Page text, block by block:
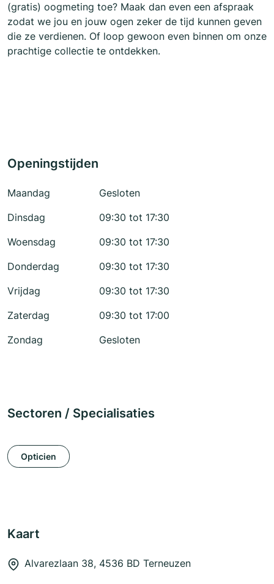
(gratis) oogmeting toe? Maak dan even een afspraak
zodat we jou en jouw ogen zeker de tijd kunnen geven
die ze verdienen. Of loop gewoon even binnen om onze
prachtige collectie te ontdekken.
Openingstijden
Maandag
Gesloten
Dinsdag
09:30 tot 17:30
Woensdag
09:30 tot 17:30
Donderdag
09:30 tot 17:30
Vrijdag
09:30 tot 17:30
Zaterdag
09:30 tot 17:00
Zondag
Gesloten
Sectoren / Specialisaties
Opticien
Kaart
Alvarezlaan 38, 4536 BD Terneuzen